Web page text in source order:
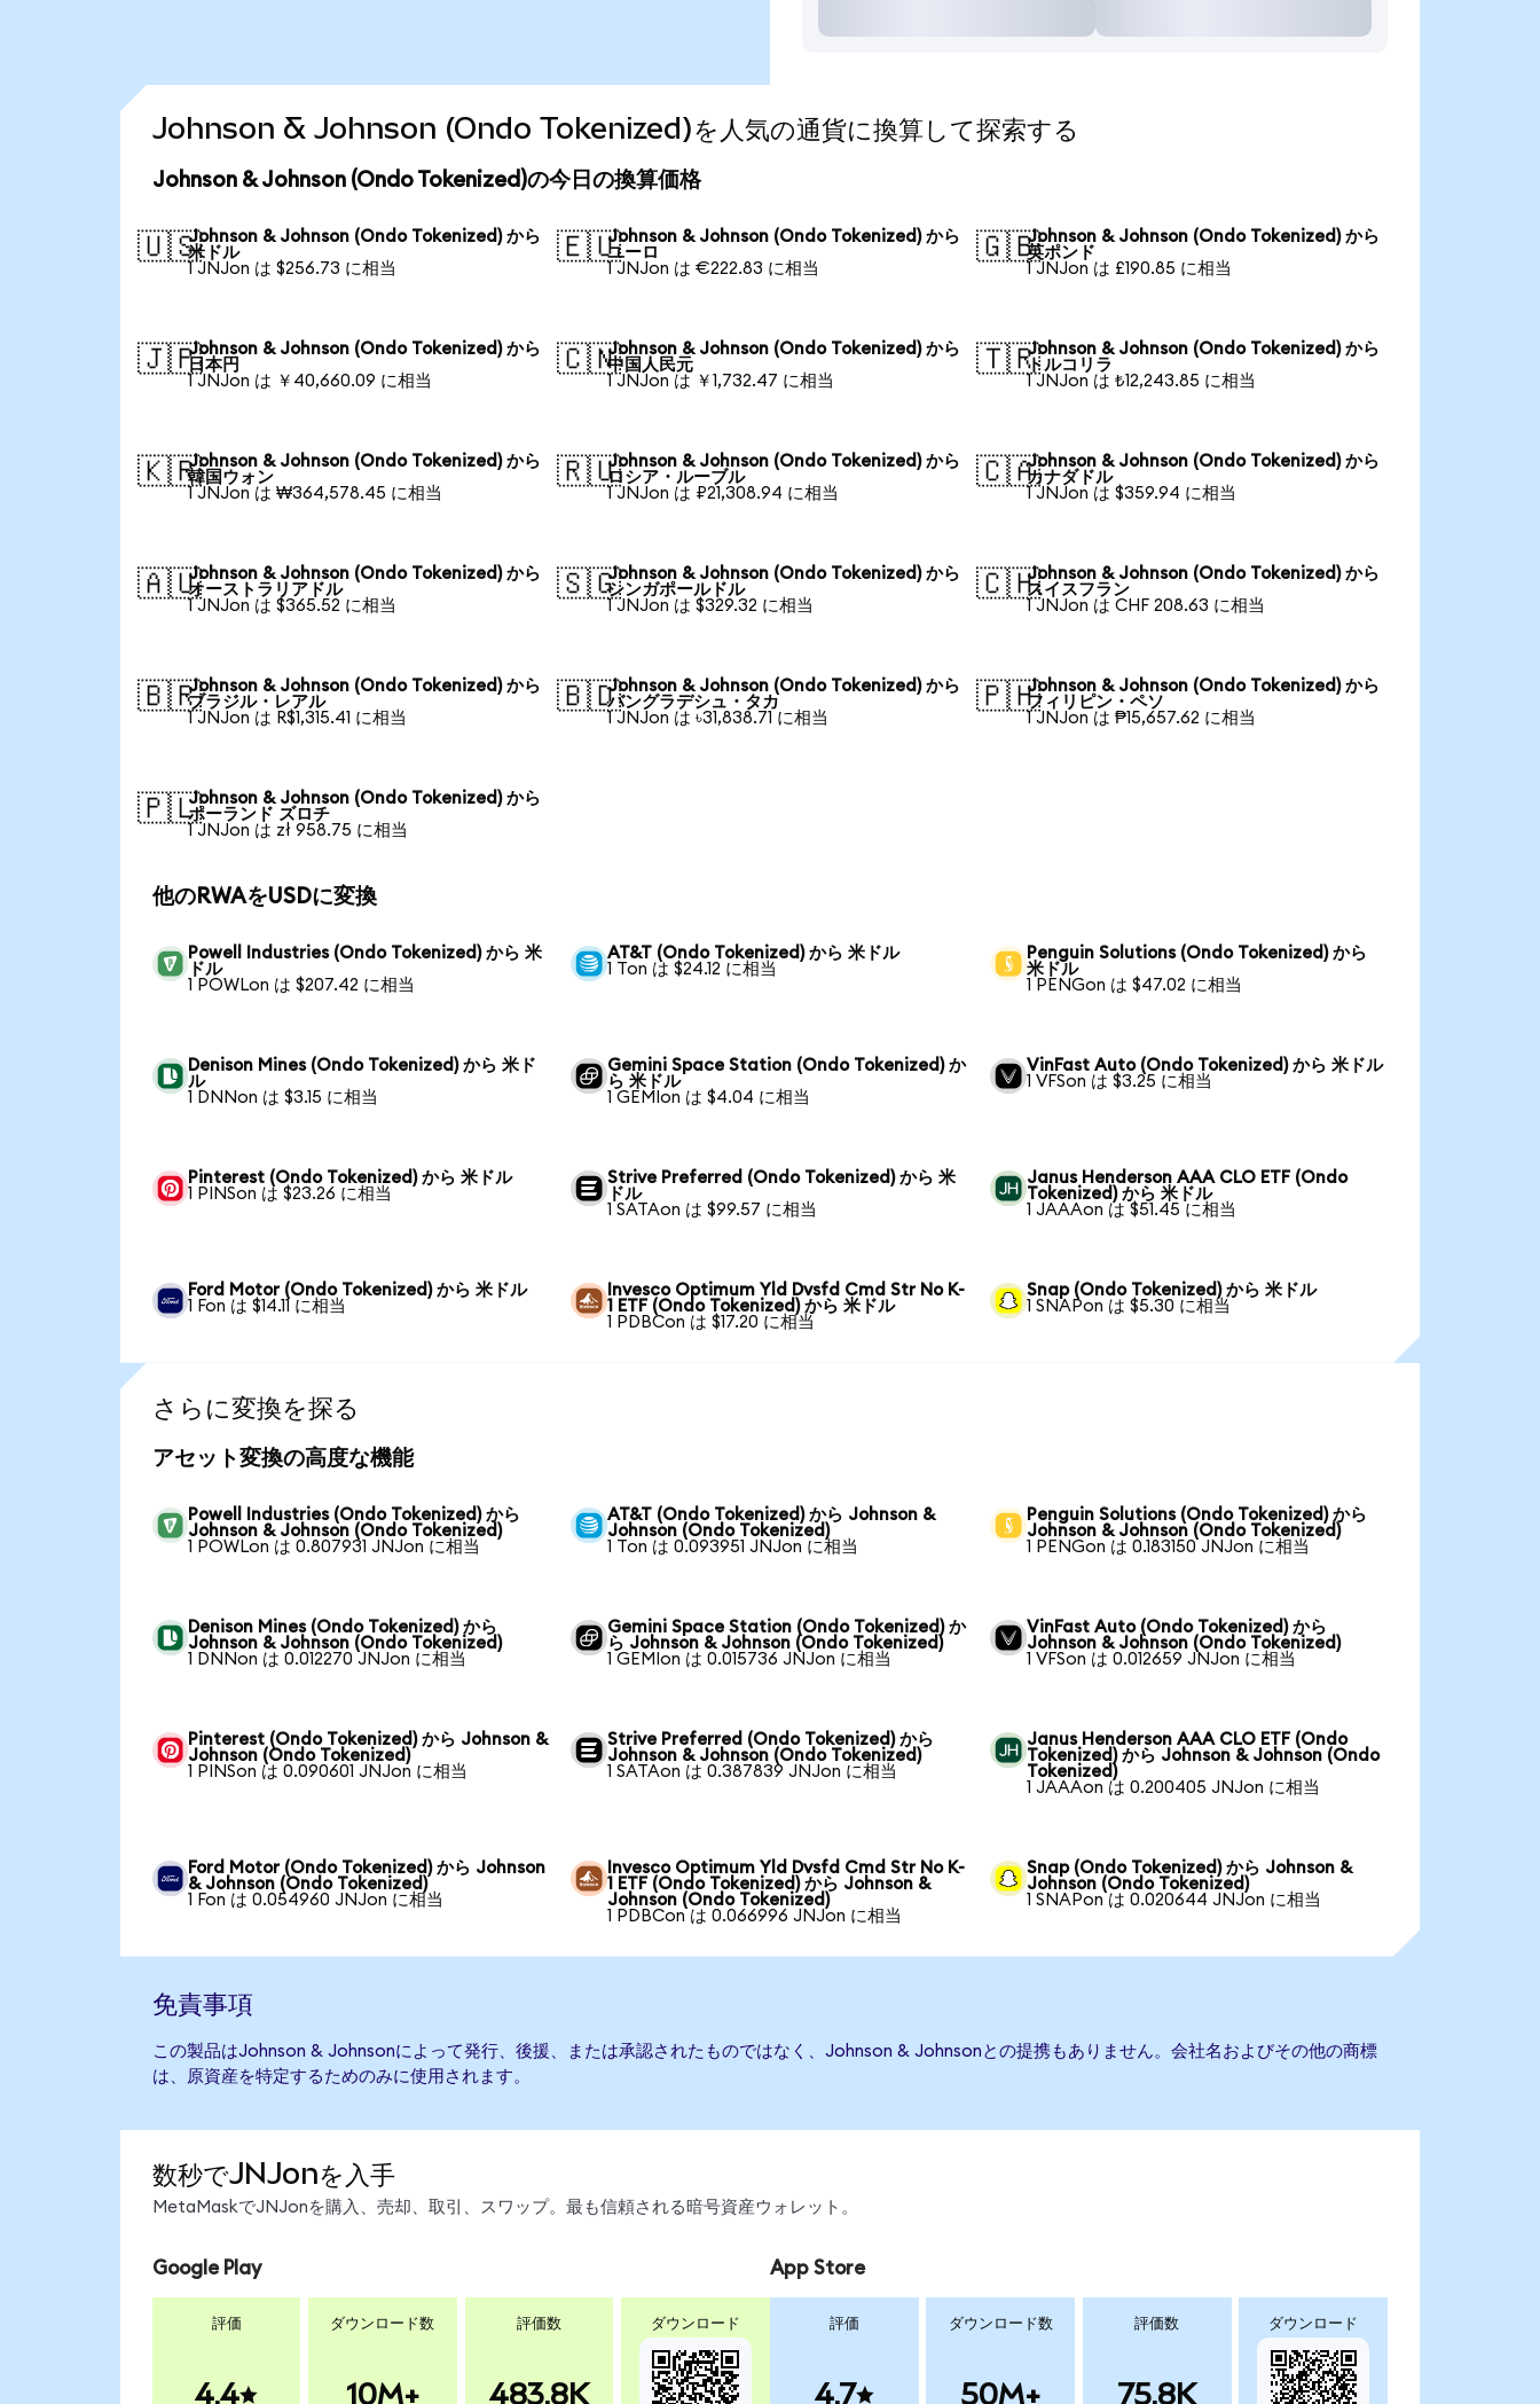
Johnson & Johnson (Ondo Tokenized)を人気の通貨に換算して探索する
Johnson & Johnson (Ondo Tokenized)の今日の換算価格
🇺🇸Johnson & Johnson (Ondo Tokenized) から
米ドル
1 JNJon は $256.73 に相当
🇪🇺Johnson & Johnson (Ondo Tokenized) から
ユーロ
1 JNJon は €222.83 に相当
🇬🇧Johnson & Johnson (Ondo Tokenized) から
英ポンド
1 JNJon は £190.85 に相当
🇯🇵Johnson & Johnson (Ondo Tokenized) から
日本円
1 JNJon は ￥40,660.09 に相当
🇨🇳Johnson & Johnson (Ondo Tokenized) から
中国人民元
1 JNJon は ￥1,732.47 に相当
🇹🇷Johnson & Johnson (Ondo Tokenized) から
トルコリラ
1 JNJon は ₺12,243.85 に相当
🇰🇷Johnson & Johnson (Ondo Tokenized) から
韓国ウォン
1 JNJon は ₩364,578.45 に相当
🇷🇺Johnson & Johnson (Ondo Tokenized) から
ロシア・ルーブル
1 JNJon は ₽21,308.94 に相当
🇨🇦Johnson & Johnson (Ondo Tokenized) から
カナダドル
1 JNJon は $359.94 に相当
🇦🇺Johnson & Johnson (Ondo Tokenized) から
オーストラリアドル
1 JNJon は $365.52 に相当
🇸🇬Johnson & Johnson (Ondo Tokenized) から
シンガポールドル
1 JNJon は $329.32 に相当
🇨🇭Johnson & Johnson (Ondo Tokenized) から
スイスフラン
1 JNJon は CHF 208.63 に相当
🇧🇷Johnson & Johnson (Ondo Tokenized) から
ブラジル・レアル
1 JNJon は R$1,315.41 に相当
🇧🇩Johnson & Johnson (Ondo Tokenized) から
バングラデシュ・タカ
1 JNJon は ৳31,838.71 に相当
🇵🇭Johnson & Johnson (Ondo Tokenized) から
フィリピン・ペソ
1 JNJon は ₱15,657.62 に相当
🇵🇱Johnson & Johnson (Ondo Tokenized) から
ポーランド ズロチ
1 JNJon は zł 958.75 に相当
他のRWAをUSDに変換
Powell Industries (Ondo Tokenized) から 米
ドル
1 POWLon は $207.42 に相当
AT&T (Ondo Tokenized) から 米ドル
1 Ton は $24.12 に相当
Penguin Solutions (Ondo Tokenized) から
米ドル
1 PENGon は $47.02 に相当
Denison Mines (Ondo Tokenized) から 米ド
ル
1 DNNon は $3.15 に相当
Gemini Space Station (Ondo Tokenized) か
ら 米ドル
1 GEMIon は $4.04 に相当
VinFast Auto (Ondo Tokenized) から 米ドル
1 VFSon は $3.25 に相当
Pinterest (Ondo Tokenized) から 米ドル
1 PINSon は $23.26 に相当
Strive Preferred (Ondo Tokenized) から 米
ドル
1 SATAon は $99.57 に相当
Janus Henderson AAA CLO ETF (Ondo
Tokenized) から 米ドル
1 JAAAon は $51.45 に相当
Ford Motor (Ondo Tokenized) から 米ドル
1 Fon は $14.11 に相当
Invesco Optimum Yld Dvsfd Cmd Str No K-
1 ETF (Ondo Tokenized) から 米ドル
1 PDBCon は $17.20 に相当
Snap (Ondo Tokenized) から 米ドル
1 SNAPon は $5.30 に相当
さらに変換を探る
アセット変換の高度な機能
Powell Industries (Ondo Tokenized) から
Johnson & Johnson (Ondo Tokenized)
1 POWLon は 0.807931 JNJon に相当
AT&T (Ondo Tokenized) から Johnson &
Johnson (Ondo Tokenized)
1 Ton は 0.093951 JNJon に相当
Penguin Solutions (Ondo Tokenized) から
Johnson & Johnson (Ondo Tokenized)
1 PENGon は 0.183150 JNJon に相当
Denison Mines (Ondo Tokenized) から
Johnson & Johnson (Ondo Tokenized)
1 DNNon は 0.012270 JNJon に相当
Gemini Space Station (Ondo Tokenized) か
ら Johnson & Johnson (Ondo Tokenized)
1 GEMIon は 0.015736 JNJon に相当
VinFast Auto (Ondo Tokenized) から
Johnson & Johnson (Ondo Tokenized)
1 VFSon は 0.012659 JNJon に相当
Pinterest (Ondo Tokenized) から Johnson &
Johnson (Ondo Tokenized)
1 PINSon は 0.090601 JNJon に相当
Strive Preferred (Ondo Tokenized) から
Johnson & Johnson (Ondo Tokenized)
1 SATAon は 0.387839 JNJon に相当
Janus Henderson AAA CLO ETF (Ondo
Tokenized) から Johnson & Johnson (Ondo
Tokenized)
1 JAAAon は 0.200405 JNJon に相当
Ford Motor (Ondo Tokenized) から Johnson
& Johnson (Ondo Tokenized)
1 Fon は 0.054960 JNJon に相当
Invesco Optimum Yld Dvsfd Cmd Str No K-
1 ETF (Ondo Tokenized) から Johnson &
Johnson (Ondo Tokenized)
1 PDBCon は 0.066996 JNJon に相当
Snap (Ondo Tokenized) から Johnson &
Johnson (Ondo Tokenized)
1 SNAPon は 0.020644 JNJon に相当
免責事項
この製品はJohnson & Johnsonによって発行、後援、または承認されたものではなく、Johnson & Johnsonとの提携もありません。会社名およびその他の商標
は、原資産を特定するためのみに使用されます。
数秒でJNJonを入手
MetaMaskでJNJonを購入、売却、取引、スワップ。最も信頼される暗号資産ウォレット。
Google Play
評価
4.4
ダウンロード数
10M+
評価数
483.8K
ダウンロード
App Store
評価
4.7
ダウンロード数
50M+
評価数
75.8K
ダウンロード